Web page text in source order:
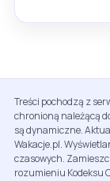
Treści pochodzą z
chronioną należącą
są dynamiczne.
Wakacje.pl.
czasowych.
rozumieniu Kodeksu